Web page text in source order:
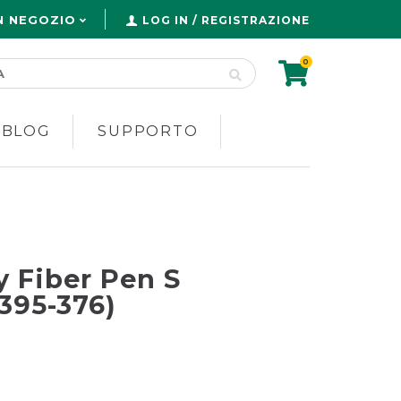
NEGOZIO
0
LOG IN / REGISTRAZIONE
SUPPORTO
Fiber Pen S
376)